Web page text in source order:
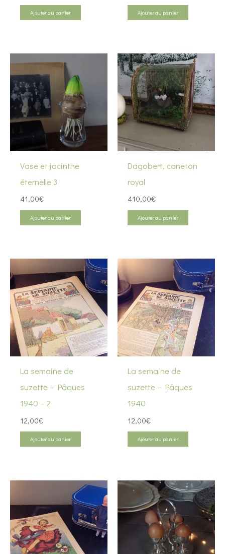
Ajouter au panier Ajouter au panier
Vase et jacinthe
éternelle 3
41,00€
Ajouter au panier
Dagobert, caneton
royal
410,00€
Ajouter au panier
La semaine de
suzette – Pâques
1940 – 2
12,00€
Ajouter au panier
La semaine de
suzette – Pâques
1940
12,00€
Ajouter au panier